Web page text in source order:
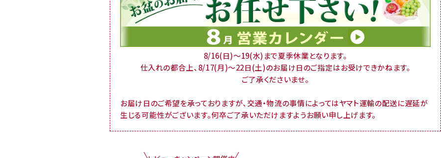
8/16(日)～19(水)まで夏季休業となります。
仕入れの都合上、8/17(月)～22日(土)のお届け日のご指定はお受けできかねます。
ご了承くださいませ。
お届け日のご希望を承っておりますが、交通・物流の事情によってはヤマト運輸の配送に遅延が
生じる可能性がございます。何卒ご了承いただけますようお願い申し上げます。